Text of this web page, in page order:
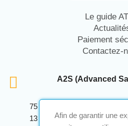
Le guide
Paiement
Contactez-
A2S (Advanced
75 Avenue Marcellin Berthelot
13 290 Aix En Provence
Afin de garantir une